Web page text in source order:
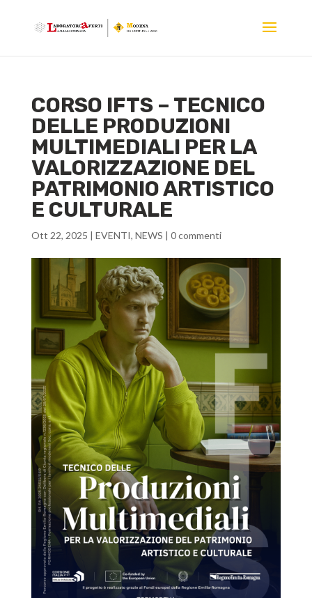
CORSO IFTS – TECNICO
DELLE PRODUZIONI
MULTIMEDIALI PER LA
VALORIZZAZIONE DEL
PATRIMONIO ARTISTICO
E CULTURALE
Ott 22, 2025 | EVENTI, NEWS | 0 commenti